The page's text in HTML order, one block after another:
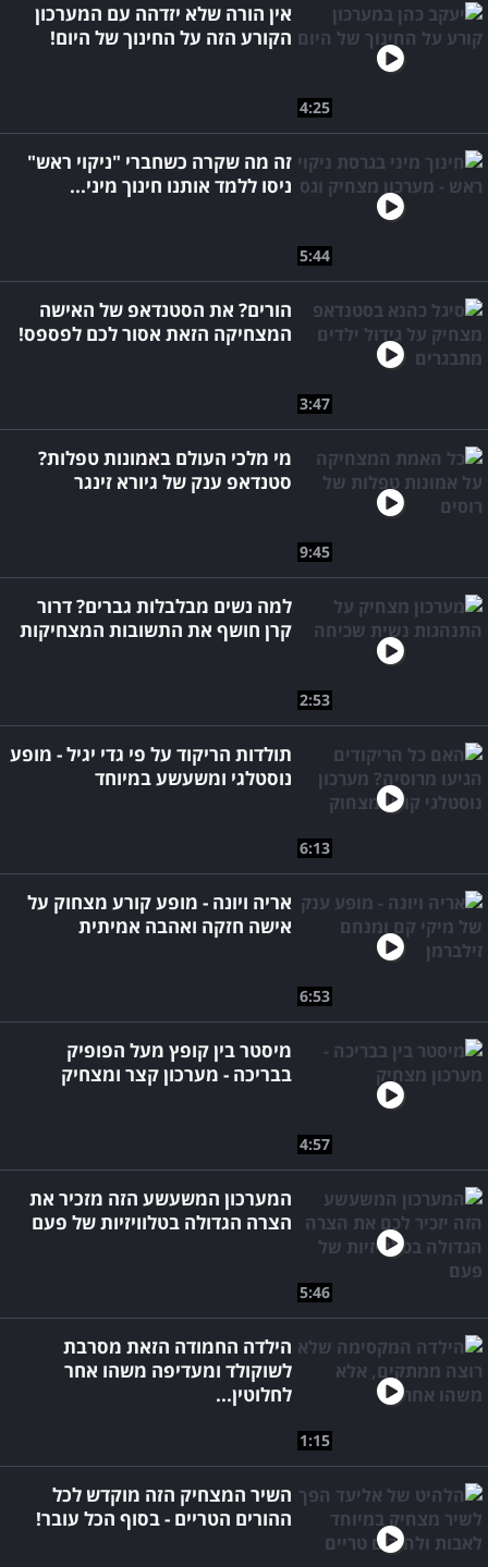
4:25
אין הורה שלא יזדהה עם המערכון
הקורע הזה על החינוך של היום!
5:44
זה מה שקרה כשחברי "ניקוי ראש"
ניסו ללמד אותנו חינוך מיני...
3:47
הורים? את הסטנדאפ של האישה
המצחיקה הזאת אסור לכם לפספס!
9:45
מי מלכי העולם באמונות טפלות?
סטנדאפ ענק של גיורא זינגר
2:53
למה נשים מבלבלות גברים? דרור
קרן חושף את התשובות המצחיקות
6:13
תולדות הריקוד על פי גדי יגיל - מופע
נוסטלגי ומשעשע במיוחד
6:53
אריה ויונה - מופע קורע מצחוק על
אישה חזקה ואהבה אמיתית
4:57
מיסטר בין קופץ מעל הפופיק
בבריכה - מערכון קצר ומצחיק
5:46
המערכון המשעשע הזה מזכיר את
הצרה הגדולה בטלוויזיות של פעם
1:15
הילדה החמודה הזאת מסרבת
לשוקולד ומעדיפה משהו אחר
לחלוטין...
השיר המצחיק הזה מוקדש לכל
ההורים הטריים - בסוף הכל עובר!